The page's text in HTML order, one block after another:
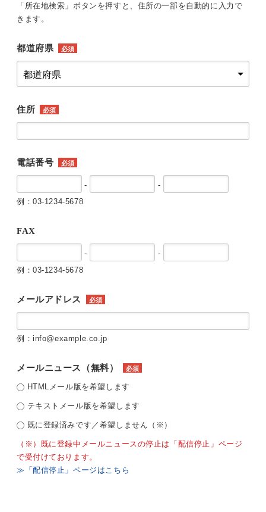
「所在地検索」ボタンを押すと、住所の一部を自動的に入力で
きます。
都道府県 必須
住所 必須
電話番号 必須
-
-
例：03-1234-5678
FAX
-
-
例：03-1234-5678
メールアドレス 必須
例：info@example.co.jp
メールニュース（無料） 必須
HTMLメール版を希望します
テキストメール版を希望します
既に登録済みです／希望しません（※）
（※）既に登録中メールニュースの停止は「配信停止」ページ
で受付けております。
≫「配信停止」ページはこちら